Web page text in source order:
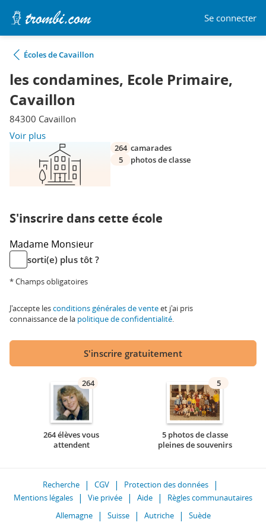
Se connecter
Écoles de Cavaillon
les condamines, Ecole Primaire,
Cavaillon
84300 Cavaillon
Voir plus
264 camarades
5
photos de classe
S'inscrire dans cette école
Madame Monsieur
sorti(e) plus tôt ?
* Champs obligatoires
J'accepte lesconditions générales de venteet j'ai pris
connaissance de la politique de confidentialité.
S'inscrire gratuitement
264
264 élèves vous
attendent
5
5 photos de classe
pleines de souvenirs
Recherche CGV
Protection des données
Mentions légales
Vie privée Aide
Règles communautaires
Allemagne
Suisse Autriche Suède